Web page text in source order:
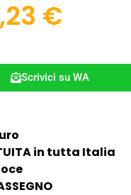
€
Scrivici su WA
in tutta Italia